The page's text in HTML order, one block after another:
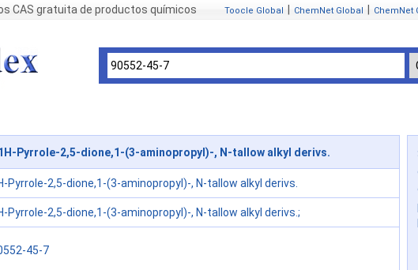
CAS gratuita de productos químicos Toocle Global ChemNet Global ChemNet
Pyrrole-2,5-dione,1-(3-aminopropyl)-, N-tallow alkyl derivs.
Pyrrole-2,5-dione,1-(3-aminopropyl)-, N-tallow alkyl derivs.
Pyrrole-2,5-dione,1-(3-aminopropyl)-, N-tallow alkyl derivs.;
45-7